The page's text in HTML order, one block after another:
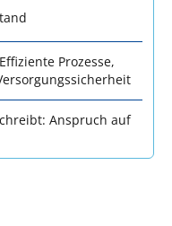
Prozesse,
Anspruch auf